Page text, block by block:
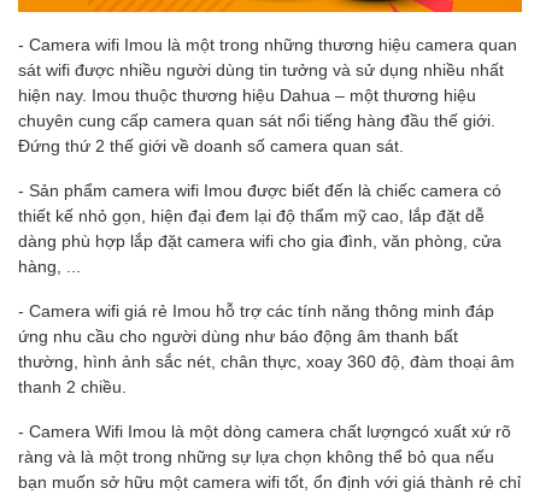
- Camera wifi Imou là một trong những thương hiệu camera quan
sát wifi được nhiều người dùng tin tưởng và sử dụng nhiều nhất
hiện nay. Imou thuộc thương hiệu Dahua – một thương hiệu
chuyên cung cấp camera quan sát nổi tiếng hàng đầu thế giới.
Đứng thứ 2 thế giới về doanh số camera quan sát.
- Sản phẩm camera wifi Imou được biết đến là chiếc camera có
thiết kế nhỏ gọn, hiện đại đem lại độ thẩm mỹ cao, lắp đặt dễ
dàng phù hợp lắp đặt camera wifi cho gia đình, văn phòng, cửa
hàng, ...
- Camera wifi giá rẻ Imou hỗ trợ các tính năng thông minh đáp
ứng nhu cầu cho người dùng như báo động âm thanh bất
thường, hình ảnh sắc nét, chân thực, xoay 360 độ, đàm thoại âm
thanh 2 chiều.
- Camera Wifi Imou là một dòng camera chất lượngcó xuất xứ rõ
ràng và là một trong những sự lựa chọn không thể bỏ qua nếu
bạn muốn sở hữu một camera wifi tốt, ổn định với giá thành rẻ chỉ